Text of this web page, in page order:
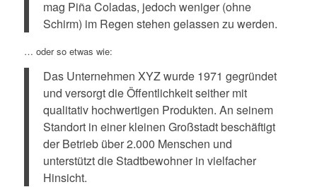
mag Piña Coladas, jedoch weniger (ohne
Schirm) im Regen stehen gelassen zu werden.
… oder so etwas wie:
Das Unternehmen XYZ wurde 1971 gegründet
und versorgt die Öffentlichkeit seither mit
qualitativ hochwertigen Produkten. An seinem
Standort in einer kleinen Großstadt beschäftigt
der Betrieb über 2.000 Menschen und
unterstützt die Stadtbewohner in vielfacher
Hinsicht.